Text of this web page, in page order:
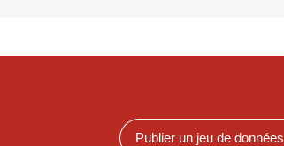
Publier un jeu de données